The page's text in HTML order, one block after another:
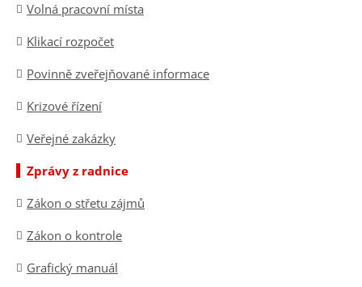
Volná pracovní místa
Klikací rozpočet
Povinně zveřejňované informace
Krizové řízení
Veřejné zakázky
Zprávy z radnice
Zákon o střetu zájmů
Zákon o kontrole
Grafický manuál